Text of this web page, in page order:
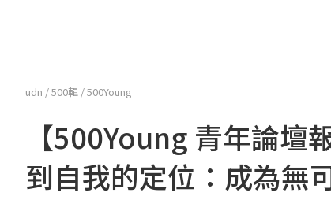
udn /500輯 /500Young
【500Young 青年論
到自我的定位：成為無